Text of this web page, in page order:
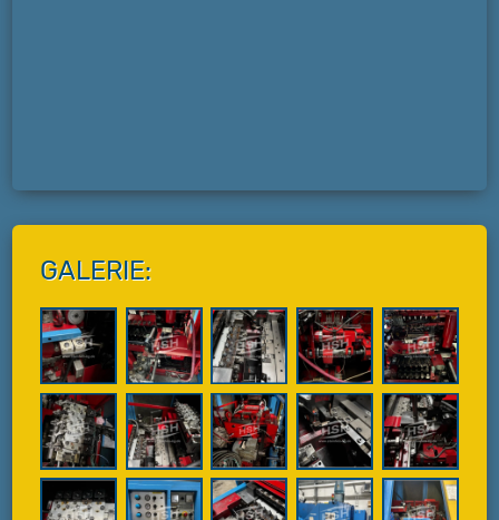
GALERIE: